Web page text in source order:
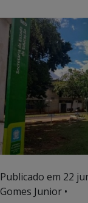
Publicado em 22
Gomes Junior •